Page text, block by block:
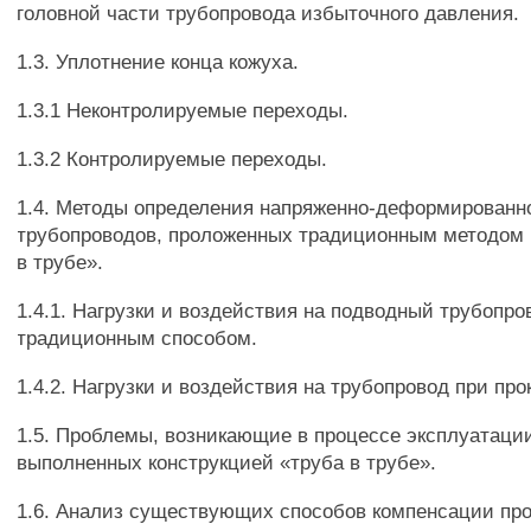
головной части трубопровода избыточного давления.
1.3. Уплотнение конца кожуха.
1.3.1 Неконтролируемые переходы.
1.3.2 Контролируемые переходы.
1.4. Методы определения напряженно-
трубопроводов, проложенных традиционным
в трубе».
1.4.1. Нагрузки и воздействия на подводный
традиционным способом.
1.4.2. Нагрузки и воздействия на трубопровод при
1.5. Проблемы, возникающие в процессе
выполненных конструкцией «труба в трубе».
1.6. Анализ существующих способов компенсации